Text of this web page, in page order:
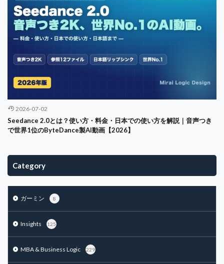
2026-07-02
Seedance 2.0とは？使い方・料金・日本での使い方を解説｜音声つき
で世界1位のByteDance製AI動画【2026】
Category
ガーミン 8
Insights 125
MBA & Business Logic 229